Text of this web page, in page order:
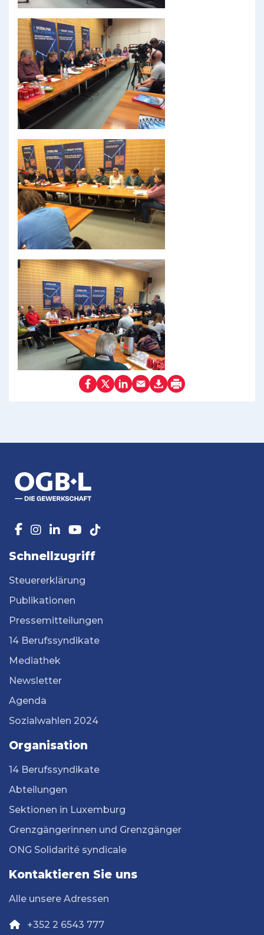
Schnellzugriff
Steuererklärung
Publikationen
Pressemitteilungen
14 Berufssyndikate
Mediathek
Newsletter
Agenda
Sozialwahlen 2024
Organisation
14 Berufssyndikate
Abteilungen
Sektionen in Luxemburg
Grenzgängerinnen und Grenzgänger
ONG Solidarité syndicale
Kontaktieren Sie uns
Alle unsere Adressen
+352 2 6543 777